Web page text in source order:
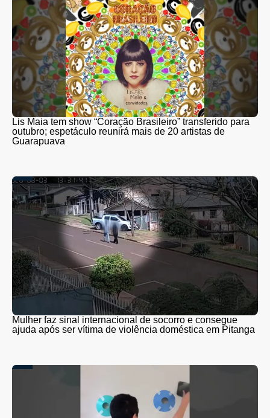
Lis Maia tem show “Coração Brasileiro” transferido para
outubro; espetáculo reunirá mais de 20 artistas de
Guarapuava
Mulher faz sinal internacional de socorro e consegue
ajuda após ser vítima de violência doméstica em Pitanga